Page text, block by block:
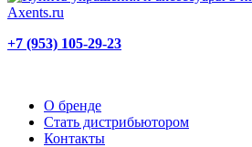
+7 (953) 105-29-23
О бренде
Стать дистрибьютором
Контакты